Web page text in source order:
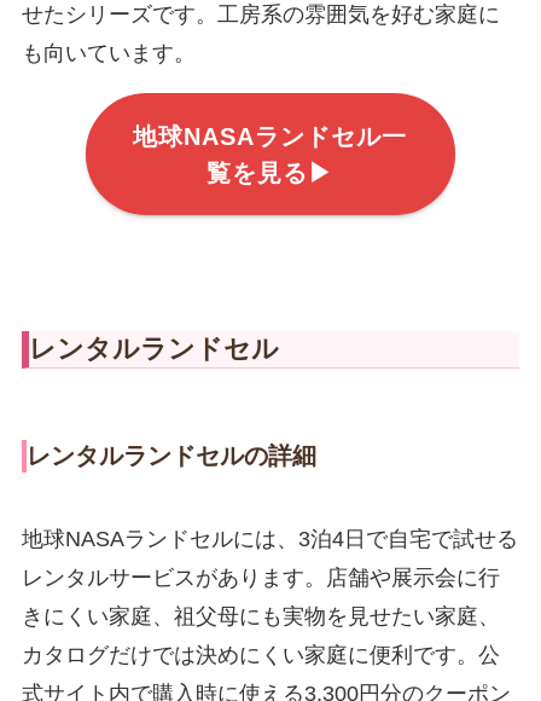
せたシリーズです。工房系の雰囲気を好む家庭に
も向いています。
地球NASAランドセル一
覧を見る▶
レンタルランドセル
レンタルランドセルの詳細
地球NASAランドセルには、3泊4日で自宅で試せる
レンタルサービスがあります。店舗や展示会に行
きにくい家庭、祖父母にも実物を見せたい家庭、
カタログだけでは決めにくい家庭に便利です。公
式サイト内で購入時に使える3,300円分のクーポン